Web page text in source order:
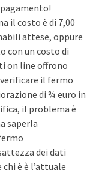
il costo è di 7,00
attese, oppure
con un costo di
on line offrono
il fermo
di ¾ euro in
il problema è
saperla
dei dati
è è l’attuale